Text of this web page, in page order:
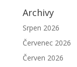
Archivy
Srpen 2026
Červenec 2026
Červen 2026